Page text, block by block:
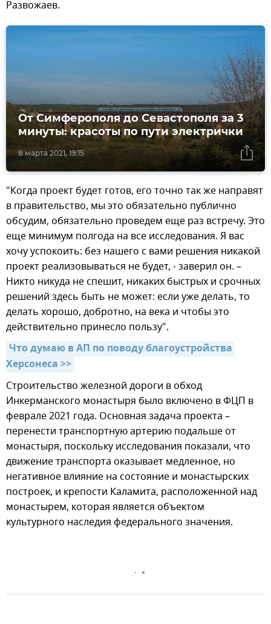
Развожаев.
8 марта 2021, 19:15
От Симферополя до Севастополя за 3
минуты: красоты по пути электрички
"Когда проект будет готов, его точно так же направят
в правительство, мы это обязательно публично
обсудим, обязательно проведем еще раз встречу. Это
еще минимум полгода на все исследования. Я вас
хочу успокоить: без нашего с вами решения никакой
проект реализовываться не будет, - заверил он. –
Никто никуда не спешит, никаких быстрых и срочных
решений здесь быть не может: если уже делать, то
делать хорошо, добротно, на века и чтобы это
действительно принесло пользу".
Что думаю в АП по поводу благоустройства
Херсонеса >>
Строительство железной дороги в обход
Инкерманского монастыря было включено в ФЦП в
феврале 2021 года. Основная задача проекта –
перенести транспортную артерию подальше от
монастыря, поскольку исследования показали, что
движение транспорта оказывает медленное, но
негативное влияние на состояние и монастырских
построек, и крепости Каламита, расположенной над
монастырем, которая является объектом
культурного наследия федерального значения.